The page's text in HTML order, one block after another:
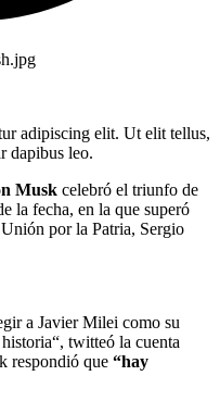
adipiscing elit. Ut elit tellus,
dapibus leo.
Musk celebró el triunfo de
la fecha, en la que superó
por la Patria, Sergio
a Javier Milei como su
“, twitteó la cuenta
respondió que “hay